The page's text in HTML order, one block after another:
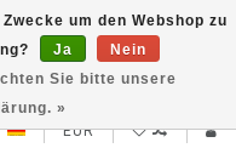
testklaar
EUR
um den Webshop zu
Ja
Nein
Sie bitte unsere
»